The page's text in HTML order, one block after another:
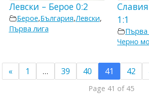
Левски – Берое 0:2
Берое,България,Левски,
Първа лига
1:1
Първа
Черно
« 1 … 39 40 41 42
Page 41 of 45